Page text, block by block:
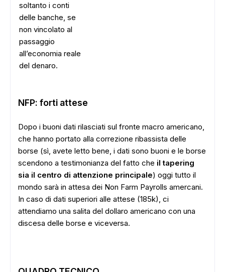
soltanto i conti
delle banche, se
non vincolato al
passaggio
all’economia reale
del denaro.
NFP: forti attese
Dopo i buoni dati rilasciati sul fronte macro americano,
che hanno portato alla correzione ribassista delle
borse (sì, avete letto bene, i dati sono buoni e le borse
scendono a testimonianza del fatto che il tapering
sia il centro di attenzione principale) oggi tutto il
mondo sarà in attesa dei Non Farm Payrolls amercani.
In caso di dati superiori alle attese (185k), ci
attendiamo una salita del dollaro americano con una
discesa delle borse e viceversa.